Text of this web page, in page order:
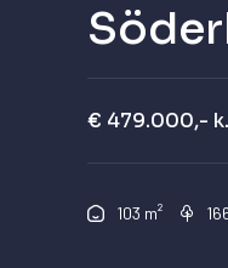
€ 479.000,-
103 m²